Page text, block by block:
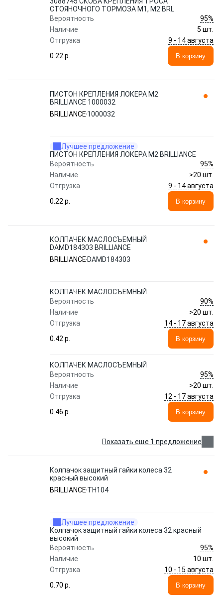
СТОЯНОЧНОГО ТОРМОЗА M1, M2 BRL
Вероятность
95%
Наличие
5 шт.
Отгрузка
9 - 14 августа
0.22 p.
В корзину
ПИСТОН КРЕПЛЕНИЯ ЛОКЕРА M2
BRILLIANCE 1000032
BRILLIANCE 1000032
Лучшее предложение
ПИСТОН КРЕПЛЕНИЯ ЛОКЕРА M2 BRILLIANCE
Вероятность
95%
Наличие
>20 шт.
Отгрузка
9 - 14 августа
0.22 p.
В корзину
КОЛПАЧЕК МАСЛОСЪЕМНЫЙ
DAMD184303 BRILLIANCE
BRILLIANCE DAMD184303
КОЛПАЧЕК МАСЛОСЪЕМНЫЙ
Вероятность
90%
Наличие
>20 шт.
Отгрузка
14 - 17 августа
0.42 p.
В корзину
КОЛПАЧЕК МАСЛОСЪЕМНЫЙ
Вероятность
95%
Наличие
>20 шт.
Отгрузка
12 - 17 августа
0.46 p.
В корзину
Показать еще 1 предложение
Колпачок защитный гайки колеса 32
красный высокий
BRILLIANCE ТН104
Лучшее предложение
Колпачок защитный гайки колеса 32 красный
высокий
Вероятность
95%
Наличие
10 шт.
Отгрузка
10 - 15 августа
0.70 p.
В корзину